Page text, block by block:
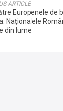
ARTICLE
Europenele de
Naționalele
din lume